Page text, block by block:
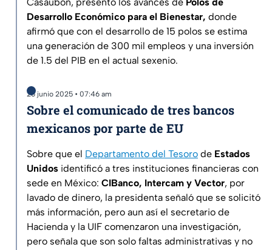
Desarrollo Económico para el Bienestar, donde
afirmó que con el desarrollo de 15 polos se estima
una generación de 300 mil empleos y una inversión
de 1.5 del PIB en el actual sexenio.
26 junio 2025 • 07:46 am
Sobre el comunicado de tres bancos
mexicanos por parte de EU
Sobre que el Departamento del Tesoro de Estados
Unidos identificó a tres instituciones financieras con
sede en México: CIBanco, Intercam y Vector, por
lavado de dinero, la presidenta señaló que se solicitó
más información, pero aun así el secretario de
Hacienda y la UIF comenzaron una investigación,
pero señala que son solo faltas administrativas y no